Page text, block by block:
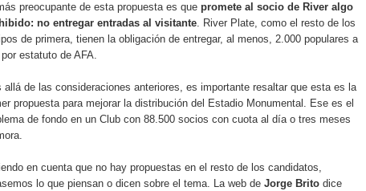
preocupante de esta propuesta es que promete al socio de River algo
no entregar entradas al visitante. River Plate, como el resto de los
de primera, tienen la obligación de entregar, al menos, 2.000 populares a
estatuto de AFA.
allá de las consideraciones anteriores, es importante resaltar que esta es la
propuesta para mejorar la distribución del Estadio Monumental. Ese es el
de fondo en un Club con 88.500 socios con cuota al día o tres meses
en cuenta que no hay propuestas en el resto de los candidatos,
lo que piensan o dicen sobre el tema. La web de Jorge Brito dice